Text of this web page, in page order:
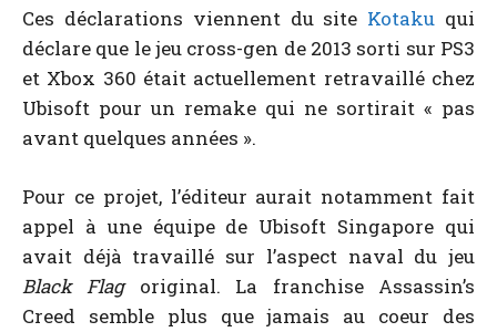
Ces déclarations viennent du site Kotaku qui
déclare que le jeu cross-gen de 2013 sorti sur PS3
et Xbox 360 était actuellement retravaillé chez
Ubisoft pour un remake qui ne sortirait « pas
avant quelques années ».
Pour ce projet, l’éditeur aurait notamment fait
appel à une équipe de Ubisoft Singapore qui
avait déjà travaillé sur l’aspect naval du jeu
Black Flagoriginal. La franchise Assassin’s
Creed semble plus que jamais au coeur des